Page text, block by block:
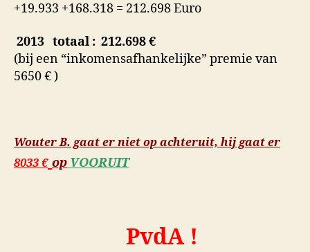
+19.933 +168.318 = 212.698 Euro
2013 totaal : 212.698 €
(bij een “inkomensafhankelijke” premie van
5650 € )
Wouter B. gaat er niet op achteruit, hij gaat er
8033 € op VOORUIT
PvdA !